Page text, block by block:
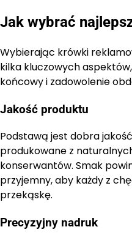
Jak wybrać
Wybierając krówki
kilka kluczowych
końcowy i zadowolenie
Jakość produktu
Podstawą jest dobra
produkowane z
konserwantów. Smak
przyjemny, aby każdy z
przekąskę.
Precyzyjny nadruk